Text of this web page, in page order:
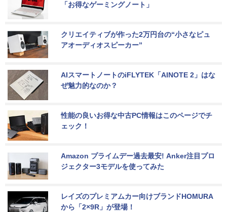
「お得なゲーミングノート」
クリエイティブが作った2万円台の“小さなピュ
アオーディオスピーカー”
AIスマートノートのiFLYTEK「AINOTE 2」はな
ぜ魅力的なのか？
性能の良いお得な中古PC情報はこのページでチ
ェック！
Amazon プライムデー過去最安! Anker注目プロ
ジェクター3モデルを使ってみた
レイズのプレミアムカー向けブランドHOMURA
から「2×9R」が登場！